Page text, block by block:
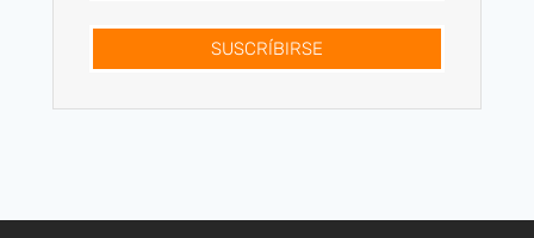
SUSCRÍBIRSE